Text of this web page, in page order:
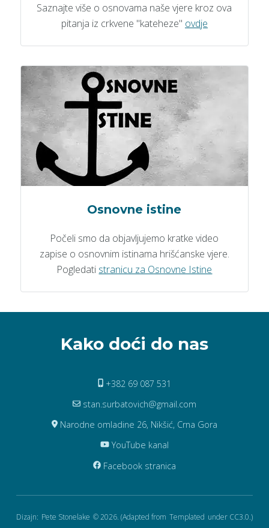
Saznajte više o osnovama naše vjere kroz ova
pitanja iz crkvene "kateheze" ovdje
Osnovne istine
Počeli smo da objavljujemo kratke video
zapise o osnovnim istinama hrišćanske vjere.
Pogledati stranicu za Osnovne Istine
Kako doći do nas
+382 69 087 531
stan.surbatovich@gmail.com
Narodne omladine 26, Nikšić, Crna Gora
YouTube kanal
Facebook stranica
Dizajn: Pete Stonelake © 2026. (Adapted from Templated under CC3.0.)